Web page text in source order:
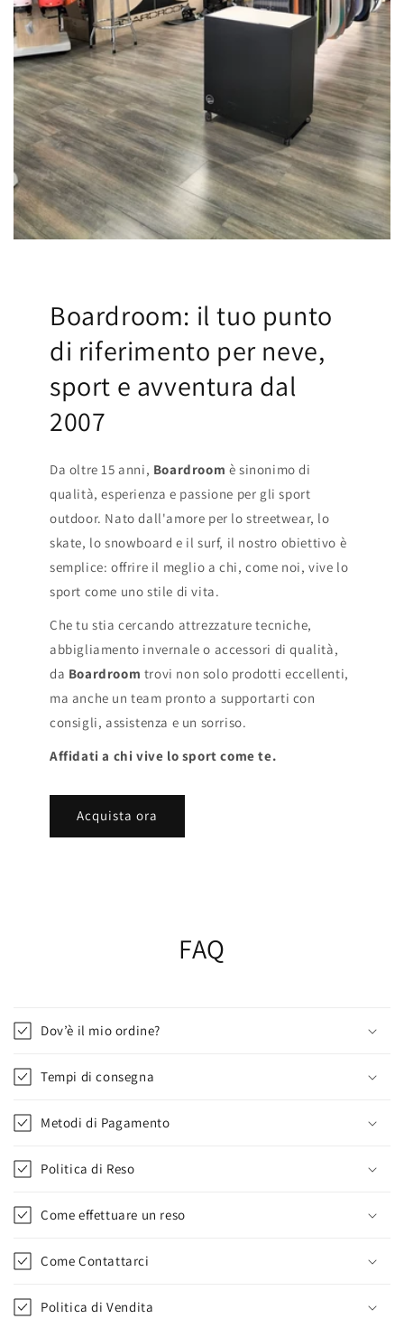
Boardroom: il tuo punto
di riferimento per neve,
sport e avventura dal
2007
Da oltre 15 anni, Boardroom è sinonimo di
qualità, esperienza e passione per gli sport
outdoor. Nato dall'amore per lo streetwear, lo
skate, lo snowboard e il surf, il nostro obiettivo è
semplice: offrire il meglio a chi, come noi, vive lo
sport come uno stile di vita.
Che tu stia cercando attrezzature tecniche,
abbigliamento invernale o accessori di qualità,
da Boardroom trovi non solo prodotti eccellenti,
ma anche un team pronto a supportarti con
consigli, assistenza e un sorriso.
Affidati a chi vive lo sport come te.
Acquista ora
FAQ
Dov’è il mio ordine?
Tempi di consegna
Metodi di Pagamento
Politica di Reso
Come effettuare un reso
Come Contattarci
Politica di Vendita